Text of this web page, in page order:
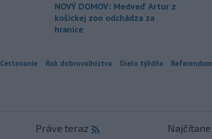
NOVÝ DOMOV: Medveď Artur z
košickej zoo odchádza za
hranice
Cestovanie Rok dobrovoľníctva Dielo týždňa Referendum
Práve teraz